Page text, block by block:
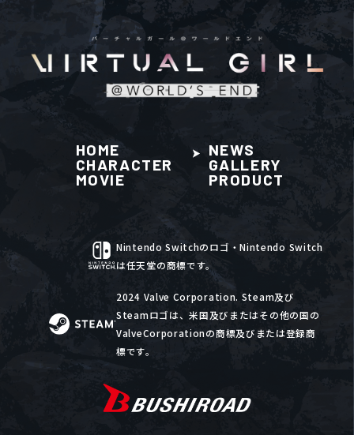
HOME NEWS
CHARACTER GALLERY
MOVIE PRODUCT
Nintendo Switchのロゴ・Nintendo Switch
は任天堂の商標です。
2024 Valve Corporation. Steam及び
Steamロゴは、米国及びまたはその他の国の
ValveCorporationの商標及びまたは登録商
標です。